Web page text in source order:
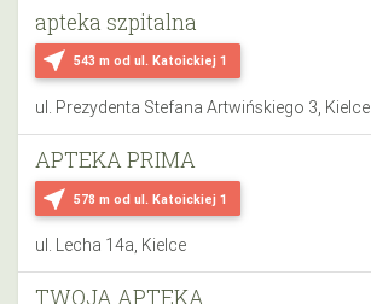
near_me 543 m od ul. Katoickiej 1
apteka szpitalna
ul. Prezydenta Stefana Artwińskiego 3, Kielce
near_me 578 m od ul. Katoickiej 1
APTEKA PRIMA
ul. Lecha 14a, Kielce
TWOJA APTEKA